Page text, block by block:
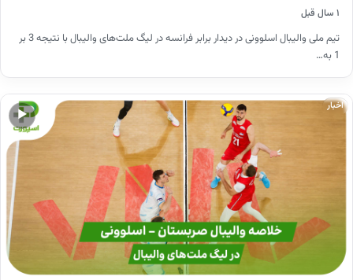
۱ سال قبل
تیم ملی والیبال اسلوونی در دیدار برابر فرانسه در لیگ ‌ملت‌های والیبال با نتیجه 3 بر
1 به…
▶
اخبار